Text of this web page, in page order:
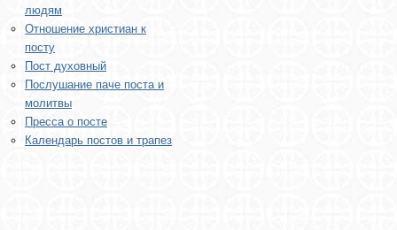
людям
Отношение христиан к
посту
Пост духовный
Послушание паче поста и
молитвы
Пресса о посте
Календарь постов и трапез